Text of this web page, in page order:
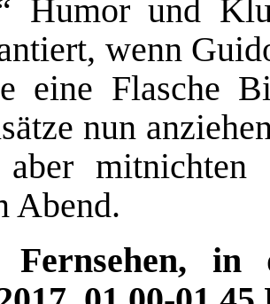
Humor und
wenn
eine Flasche
nun
mitnichten
Abend.
Fernsehen, in